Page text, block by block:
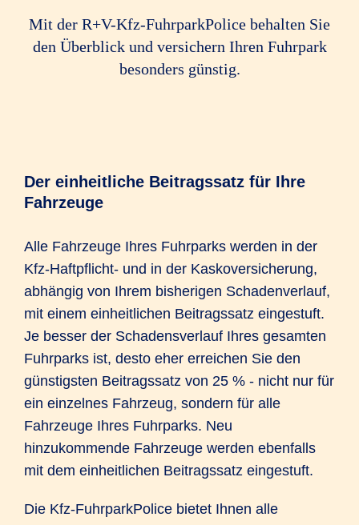
Mit der R+V-Kfz-FuhrparkPolice behalten Sie
den Überblick und versichern Ihren Fuhrpark
besonders günstig.
Der einheitliche Beitragssatz für Ihre
Fahrzeuge
Alle Fahrzeuge Ihres Fuhrparks werden in der
Kfz-Haftpflicht- und in der Kaskoversicherung,
abhängig von Ihrem bisherigen Schadenverlauf,
mit einem einheitlichen Beitragssatz eingestuft.
Je besser der Schadensverlauf Ihres gesamten
Fuhrparks ist, desto eher erreichen Sie den
günstigsten Beitragssatz von 25 % - nicht nur für
ein einzelnes Fahrzeug, sondern für alle
Fahrzeuge Ihres Fuhrparks. Neu
hinzukommende Fahrzeuge werden ebenfalls
mit dem einheitlichen Beitragssatz eingestuft.
Die Kfz-FuhrparkPolice bietet Ihnen alle